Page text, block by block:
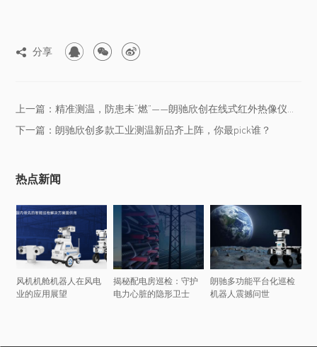
 分享   
下一篇：朗驰欣创多款工业测温新品齐上阵，你最pick谁？
热点新闻
风机机舱机器人在风电
业的应用展望
揭秘配电房巡检：守护
电力心脏的隐形卫士
朗驰多功能平台化巡检
机器人震撼问世